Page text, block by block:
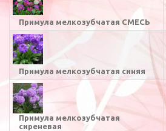
Примула мелкозубчатая СМЕСЬ
Примула мелкозубчатая синяя
Примула мелкозубчатая
сиреневая